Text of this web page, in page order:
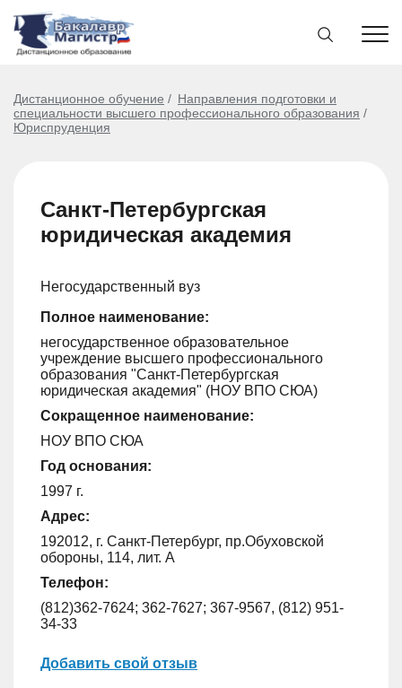
Дистанционное обучение
Направления подготовки и
специальности высшего профессионального образования
Юриспруденция
Санкт-Петербургская
юридическая академия
Негосударственный вуз
Полное наименование:
негосударственное образовательное
учреждение высшего профессионального
образования "Санкт-Петербургская
юридическая академия" (НОУ ВПО СЮА)
Сокращенное наименование:
НОУ ВПО СЮА
Год основания:
1997 г.
Адрес:
192012, г. Санкт-Петербург, пр.Обуховской
обороны, 114, лит. А
Телефон:
(812)362-7624; 362-7627; 367-9567, (812) 951-
34-33
Добавить свой отзыв